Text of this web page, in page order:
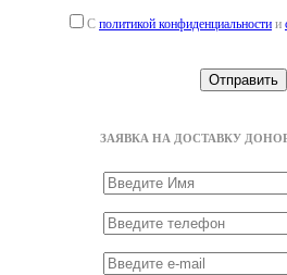
С политикой конфиденциальности и
ЗАЯВКА НА ДОСТАВКУ